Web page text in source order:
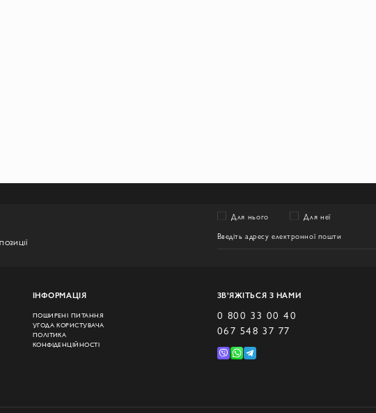
Для нього
Для неї
ІНФОРМАЦІЯ
ПОШИРЕНІ ПИТАННЯ
УГОДА КОРИСТУВАЧА
ПОЛІТИКА
КОНФІДЕНЦІЙНОСТІ
ЗВ’ЯЖІТЬСЯ З НАМИ
0 800 33 00 40
067 548 37 77